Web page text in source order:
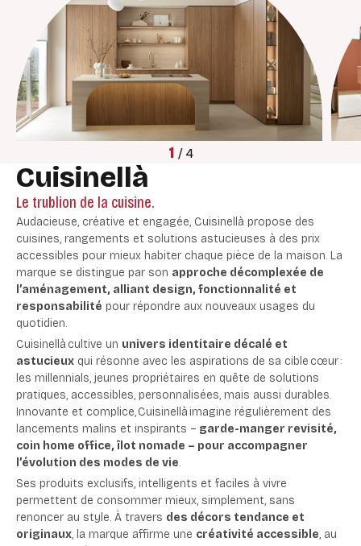
1 / 4
Cuisinellà
Le trublion de la cuisine.
Audacieuse, créative et engagée, Cuisinellà propose des
cuisines, rangements et solutions astucieuses à des prix
accessibles pour mieux habiter chaque pièce de la maison. La
marque se distingue par son approche décomplexée de
l’aménagement, alliant design, fonctionnalité et
responsabilité pour répondre aux nouveaux usages du
quotidien.
Cuisinellà cultive un univers identitaire décalé et
astucieux qui résonne avec les aspirations de sa cible cœur :
les millennials, jeunes propriétaires en quête de solutions
pratiques, accessibles, personnalisées, mais aussi durables.
Innovante et complice, Cuisinellà imagine régulièrement des
lancements malins et inspirants – garde-manger revisité,
coin home office, îlot nomade – pour accompagner
l’évolution des modes de vie.
Ses produits exclusifs, intelligents et faciles à vivre
permettent de consommer mieux, simplement, sans
renoncer au style. À travers des décors tendance et
originaux, la marque affirme une créativité accessible, au